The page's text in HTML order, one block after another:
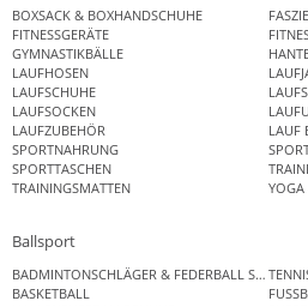
BOXSACK & BOXHANDSCHUHE
FITNESSGERÄTE
GYMNASTIKBÄLLE
LAUFHOSEN
LAUFSCHUHE
LAUFSOCKEN
LAUFZUBEHÖR
LAUF
SPORTNAHRUNG
SPORTTASCHEN
TRAININGSMATTEN
YOGA
Ballsport
BADMINTONSCHLÄGER & FEDERBALL SETS
BASKETBALL